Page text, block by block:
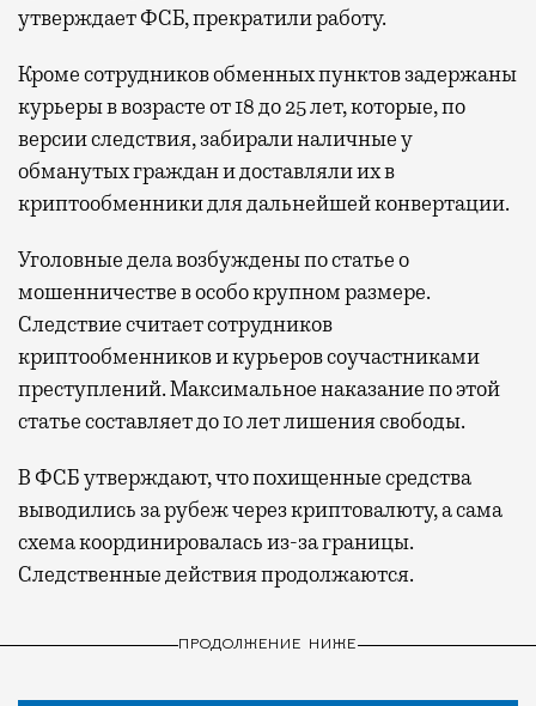
утверждает ФСБ, прекратили работу.
Кроме сотрудников обменных пунктов задержаны
курьеры в возрасте от 18 до 25 лет, которые, по
версии следствия, забирали наличные у
обманутых граждан и доставляли их в
криптообменники для дальнейшей конвертации.
Уголовные дела возбуждены по статье о
мошенничестве в особо крупном размере.
Следствие считает сотрудников
криптообменников и курьеров соучастниками
преступлений. Максимальное наказание по этой
статье составляет до 10 лет лишения свободы.
В ФСБ утверждают, что похищенные средства
выводились за рубеж через криптовалюту, а сама
схема координировалась из-за границы.
Следственные действия продолжаются.
ПРОДОЛЖЕНИЕ НИЖЕ